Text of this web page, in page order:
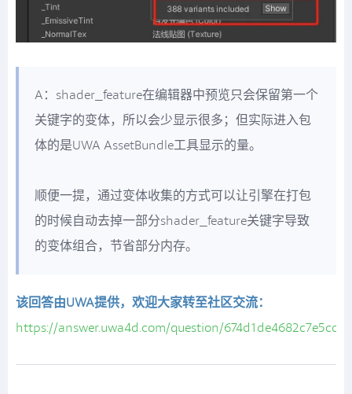
A：shader_feature在编辑器中预览只会保留第一个
关键字的变体，所以会少显示很多；但实际进入包
体的是UWA AssetBundle工具显示的量。
顺便一提，通过变体收集的方式可以让引擎在打包
的时候自动去掉一部分shader_feature关键字导致
的变体组合，节省部分内存。
该回答由UWA提供，欢迎大家转至社区交流：
https://answer.uwa4d.com/question/